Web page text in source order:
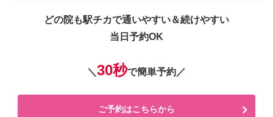
どの院も駅チカで通いやすい＆続けやすい
当日予約OK
＼ 30秒で簡単予約／
ご予約はこちらから